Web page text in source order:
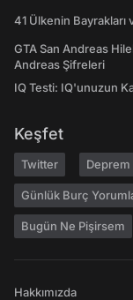
41 Ülkenin Bayrakları
GTA San Andreas
Andreas Şifreleri
IQ Testi: IQ'unuzun
Keşfet
Twitter Deprem
Günlük Burç
Bugün Ne Pişirsem
Hakkımızda